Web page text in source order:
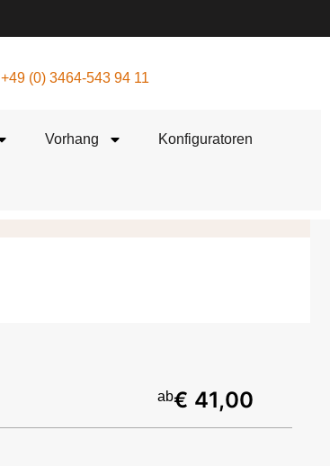
+49 (0) 3464-543 94 11
Vorhang Konfiguratoren
ab€ 41,00